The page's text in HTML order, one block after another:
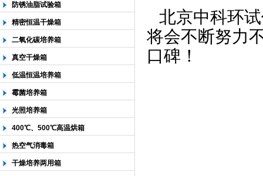
防锈油脂试验箱
精密恒温干燥箱
二氧化碳培养箱
真空干燥箱
低温恒温培养箱
霉菌培养箱
光照培养箱
400℃、500℃高温烘箱
热空气消毒箱
干燥培养两用箱
北京中科环
将会不断努力
口碑！